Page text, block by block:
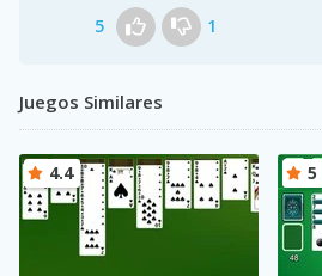
5 1
Juegos Similares
4.4 5